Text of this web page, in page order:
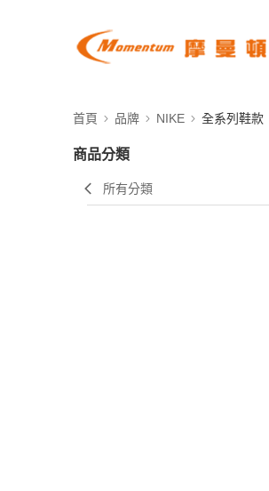
首頁 品牌 NIKE 全系列鞋款
商品分類
所有分類